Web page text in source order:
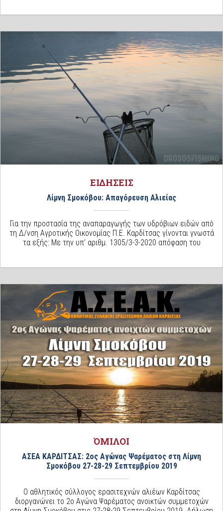
ΕΙΔΗΣΕΙΣ
Λίμνη Σμοκόβου: Απαγόρευση Αλιείας
Για την προστασία της αναπαραγωγής των υδρόβιων ειδών από
τη Δ/νση Αγροτικής Οικονομίας Π.Ε. Καρδίτσας γίνονται γνωστά
τα εξής: Με την υπ’ αριθμ. 1305/3-3-2020 απόφαση του
ΌΜΙΛΟΙ
ΑΣΕΑ ΚΑΡΔΙΤΣΑΣ: 2ος Αγώνας Ψαρέματος στη Λίμνη
Σμοκόβου 27-28-29 Σεπτεμβρίου 2019
Ο αθλητικός σύλλογος ερασιτεχνών αλιέων Καρδίτσας
διοργανώνει το 2ο Αγώνα Ψαρέματος ανοικτών συμμετοχών